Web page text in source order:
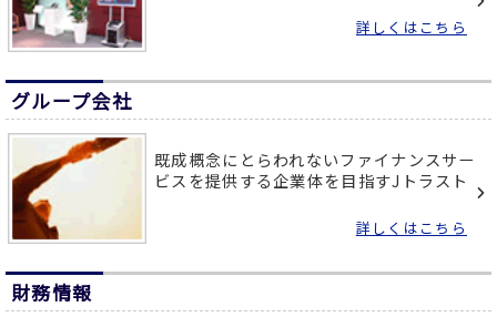
詳しくはこちら
グループ会社
既成概念にとらわれないファイナンスサー
ビスを提供する企業体を目指すJトラスト
詳しくはこちら
財務情報